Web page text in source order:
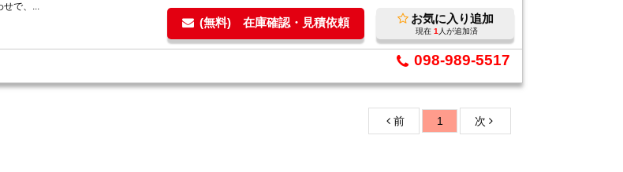
せで、...
(無料) 在庫確認・見積依頼 お気に入り追加
現在 1人が追加済
098-989-5517
前 1 次